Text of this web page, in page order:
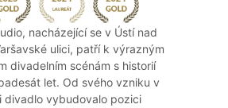
nacházející se v Ústí nad
ulici, patří k výrazným
divadelním scénám s historií
let. Od svého vzniku v
divadlo vybudovalo pozici